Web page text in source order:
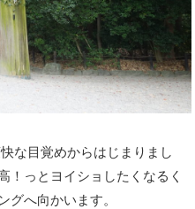
な目覚めからはじまりまし
！っとヨイショしたくなるく
へ向かいます。